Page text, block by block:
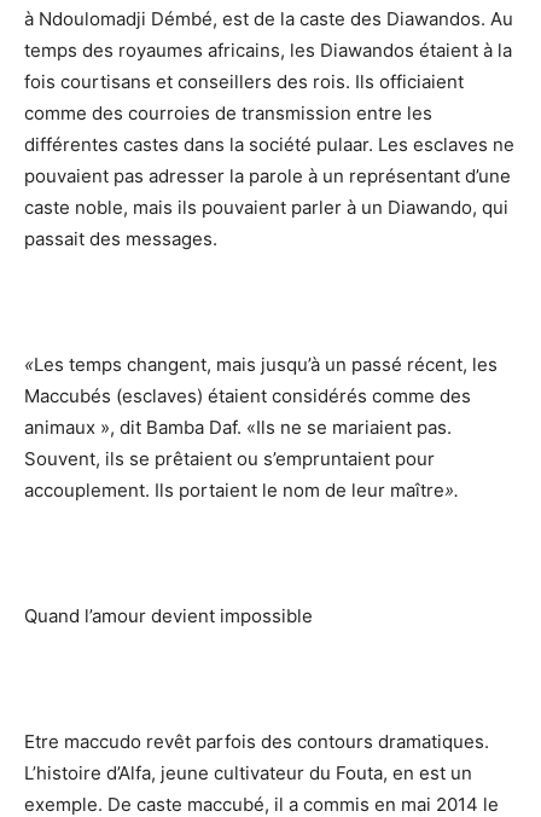
à Ndoulomadji Démbé, est de la caste des Diawandos. Au
temps des royaumes africains, les Diawandos étaient à la
fois courtisans et conseillers des rois. Ils officiaient
comme des courroies de transmission entre les
différentes castes dans la société pulaar. Les esclaves ne
pouvaient pas adresser la parole à un représentant d’une
caste noble, mais ils pouvaient parler à un Diawando, qui
passait des messages.
«Les temps changent, mais jusqu’à un passé récent, les
Maccubés (esclaves) étaient considérés comme des
animaux », dit Bamba Daf. «Ils ne se mariaient pas.
Souvent, ils se prêtaient ou s’empruntaient pour
accouplement. Ils portaient le nom de leur maître».
Quand l’amour devient impossible
Etre maccudo revêt parfois des contours dramatiques.
L’histoire d’Alfa, jeune cultivateur du Fouta, en est un
exemple. De caste maccubé, il a commis en mai 2014 le